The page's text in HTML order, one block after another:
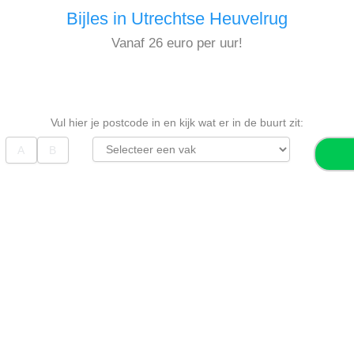
Bijles in Utrechtse Heuvelrug
Vanaf 26 euro per uur!
Vul hier je postcode in en kijk wat er in de buurt zit: